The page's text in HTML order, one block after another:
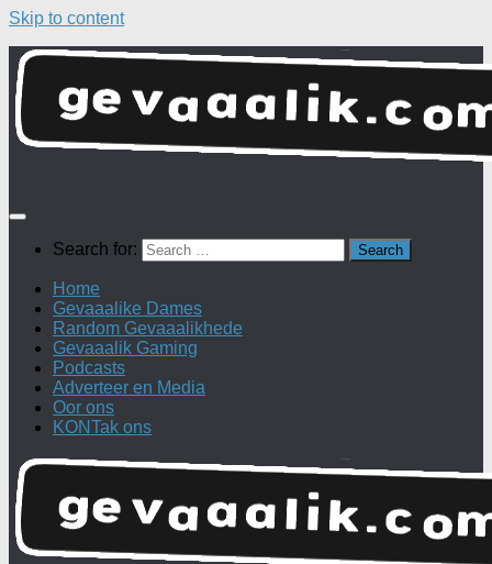
Skip to content
Search for:
Home
Gevaaalike Dames
Random Gevaaalikhede
Gevaaalik Gaming
Podcasts
Adverteer en Media
Oor ons
KONTak ons